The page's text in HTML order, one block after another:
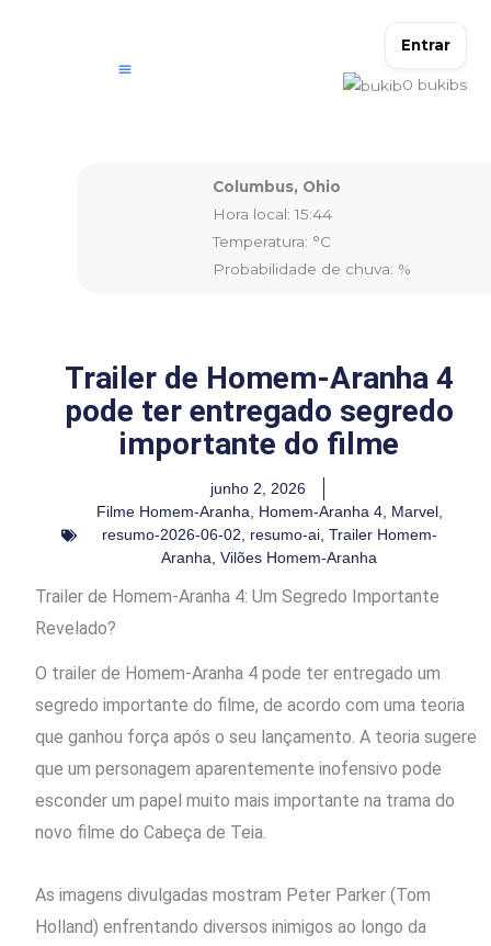
Entrar
0 bukibs
Columbus, Ohio
Hora local: 15:44
Temperatura: °C
Probabilidade de chuva: %
Trailer de Homem-Aranha 4
pode ter entregado segredo
importante do filme
junho 2, 2026
Filme Homem-Aranha, Homem-Aranha 4, Marvel,
resumo-2026-06-02, resumo-ai, Trailer Homem-
Aranha, Vilões Homem-Aranha
Trailer de Homem-Aranha 4: Um Segredo Importante
Revelado?
O trailer de Homem-Aranha 4 pode ter entregado um
segredo importante do filme, de acordo com uma teoria
que ganhou força após o seu lançamento. A teoria sugere
que um personagem aparentemente inofensivo pode
esconder um papel muito mais importante na trama do
novo filme do Cabeça de Teia.
As imagens divulgadas mostram Peter Parker (Tom
Holland) enfrentando diversos inimigos ao longo da